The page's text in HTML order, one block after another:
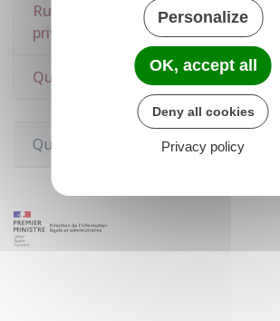
Rupture du contrat de travail dans
privé
Quitter la fonction publique
Questions ? Réponses !
Personalize
OK, accept all
Deny all cookies
Privacy policy